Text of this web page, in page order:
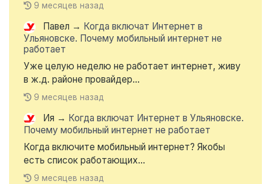
9 месяцев назад
Павел → Когда включат Интернет в
Ульяновске. Почему мобильный интернет не
работает
Уже целую неделю не работает интернет, живу
в ж.д. районе провайдер...
9 месяцев назад
Ия → Когда включат Интернет в Ульяновске.
Почему мобильный интернет не работает
Когда включите мобильный интернет? Якобы
есть список работающих...
9 месяцев назад